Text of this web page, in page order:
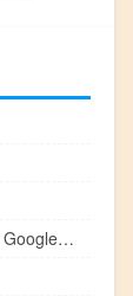
如果您在PC上使用该应用程序 Google联系人将获得有用的功能